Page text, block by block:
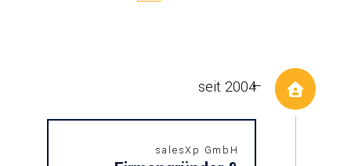
seit 2004
salesXp GmbH